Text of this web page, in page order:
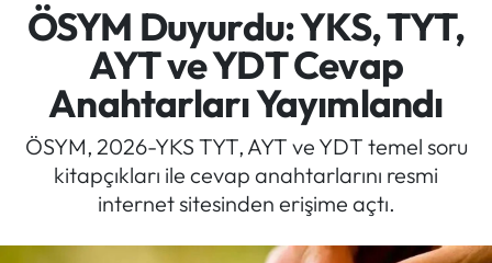
ÖSYM Duyurdu: YKS, TYT,
AYT ve YDT Cevap
Anahtarları Yayımlandı
ÖSYM, 2026-YKS TYT, AYT ve YDT temel soru
kitapçıkları ile cevap anahtarlarını resmi
internet sitesinden erişime açtı.
Türkiye
Kültür/Sanat
Politika
Politik Kulis
Trabzon Trafik Yoğunluk Haritası
Süper Lig Puan Durumu ve Fikstür
Tüm Manşetler
Son Dakika Haberleri